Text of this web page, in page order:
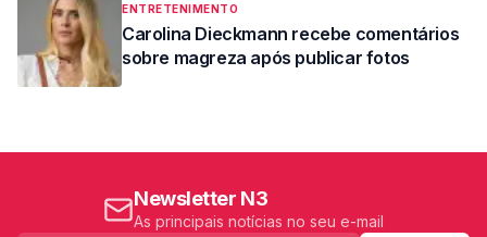
ENTRETENIMENTO
Carolina Dieckmann recebe comentários
sobre magreza após publicar fotos
Newsletter N3
As principais notícias no seu e-mail